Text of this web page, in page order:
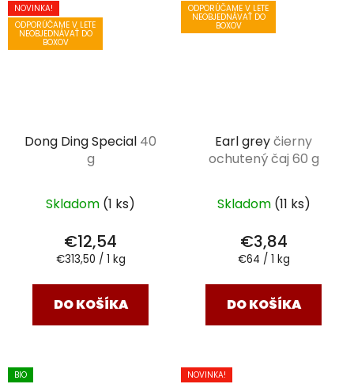
NOVINKA!
ODPORÚČAME V LETE
NEOBJEDNÁVAŤ DO
BOXOV
Dong Ding Special 40
g
Skladom (1 ks)
€12,54
Jednotková
€313,50 / 1 kg
DO KOŠÍKA
ODPORÚČAME V LETE
NEOBJEDNÁVAŤ DO
BOXOV
Earl greyčierny
ochutený čaj 60 g
Skladom (11 ks)
€3,84
Jednotková
€64 / 1 kg
DO KOŠÍKA
BIO
NOVINKA!